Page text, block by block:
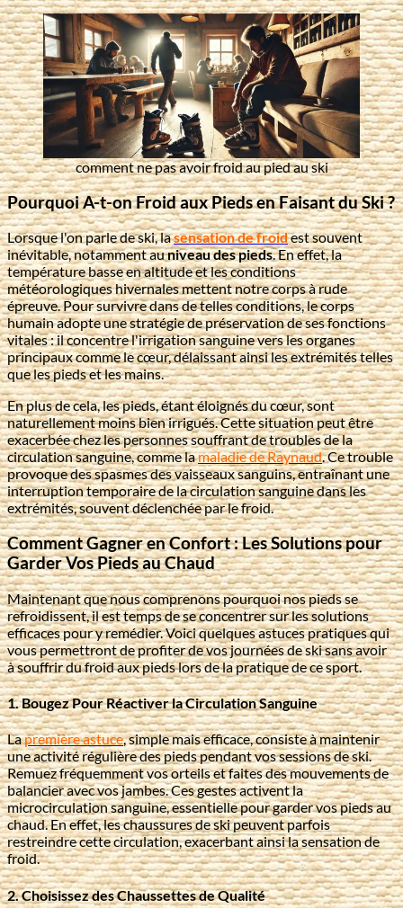
comment ne pas avoir froid au pied au ski
Pourquoi A-t-on Froid aux Pieds en Faisant du Ski ?
Lorsque l'on parle de ski, lasensation de froidest souvent
inévitable, notamment auniveau des pieds. En effet, la
température basse en altitude et les conditions
météorologiques hivernales mettent notre corps à rude
épreuve. Pour survivre dans de telles conditions, le corps
humain adopte une stratégie de préservation de ses fonctions
vitales : il concentre l'irrigation sanguine vers les organes
principaux comme le cœur, délaissant ainsi les extrémités telles
que les pieds et les mains.
En plus de cela, les pieds, étant éloignés du cœur, sont
naturellement moins bien irrigués. Cette situation peut être
exacerbée chez les personnes souffrant de troubles de la
circulation sanguine, comme lamaladie de Raynaud. Ce trouble
provoque des spasmes des vaisseaux sanguins, entraînant une
interruption temporaire de la circulation sanguine dans les
extrémités, souvent déclenchée par le froid.
Comment Gagner en Confort : Les Solutions pour
Garder Vos Pieds au Chaud
Maintenant que nous comprenons pourquoi nos pieds se
refroidissent, il est temps de se concentrer sur les solutions
efficaces pour y remédier. Voici quelques astuces pratiques qui
vous permettront de profiter de vos journées de ski sans avoir
à souffrir du froid aux pieds lors de la pratique de ce sport.
1. Bougez Pour Réactiver la Circulation Sanguine
Lapremière astuce, simple mais efficace, consiste à maintenir
une activité régulière des pieds pendant vos sessions de ski.
Remuez fréquemment vos orteils et faites des mouvements de
balancier avec vos jambes. Ces gestes activent la
microcirculation sanguine, essentielle pour garder vos pieds au
chaud. En effet, les chaussures de ski peuvent parfois
restreindre cette circulation, exacerbant ainsi la sensation de
froid.
2. Choisissez des Chaussettes de Qualité